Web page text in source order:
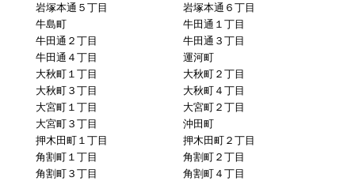
岩塚本通５丁目
岩塚本通６丁目
牛島町
牛田通１丁目
牛田通２丁目
牛田通３丁目
牛田通４丁目
運河町
大秋町１丁目
大秋町２丁目
大秋町３丁目
大秋町４丁目
大宮町１丁目
大宮町２丁目
大宮町３丁目
沖田町
押木田町１丁目
押木田町２丁目
角割町１丁目
角割町２丁目
角割町３丁目
角割町４丁目